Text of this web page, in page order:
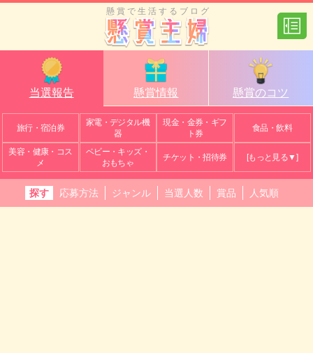
懸賞で生活するブログ
当選報告 懸賞情報 懸賞のコツ
旅行・宿泊券
家電・デジタル機
器
現金・金券・ギフ
ト券
食品・飲料
美容・健康・コス
メ
ベビー・キッズ・
おもちゃ
チケット・招待券 [もっと見る▼]
探す 応募方法 ジャンル 当選人数 賞品 人気順